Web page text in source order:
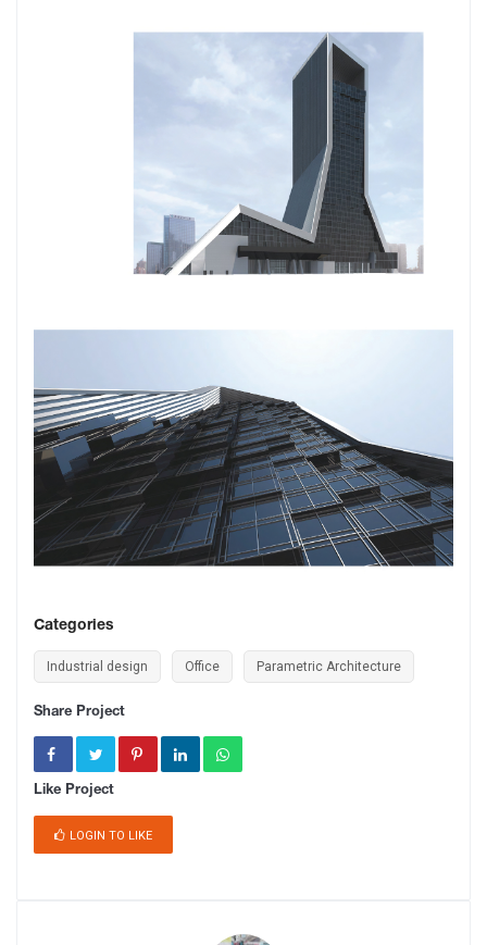
Categories
Industrial design Office Parametric Architecture
Share Project
Like Project
LOGIN TO LIKE